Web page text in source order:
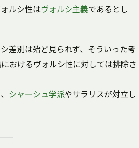
ルシ性はヴォルシ主義であるとし
差別は殆ど見られず、そういった考
おけるヴォルシ性に対しては排除さ
シャーシュ学派やサラリスが対立し